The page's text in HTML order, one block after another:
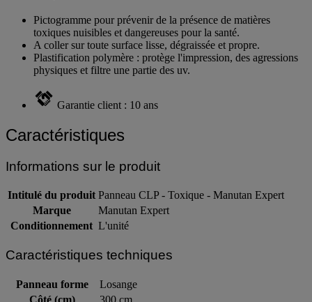
Pictogramme pour prévenir de la présence de matières
toxiques nuisibles et dangereuses pour la santé.
A coller sur toute surface lisse, dégraissée et propre.
Plastification polymère : protège l'impression, des agressions
physiques et filtre une partie des uv.
Garantie client : 10 ans
Caractéristiques
Informations sur le produit
Intitulé du produit Panneau CLP - Toxique - Manutan Expert
Marque
Manutan Expert
Conditionnement L'unité
Caractéristiques techniques
Panneau forme
Losange
Côté (cm)
300 cm